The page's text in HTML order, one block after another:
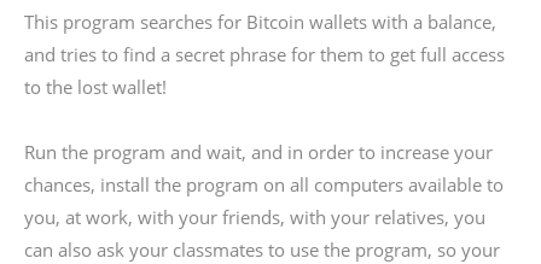
This program searches for Bitcoin wallets with a balance,
and tries to find a secret phrase for them to get full access
to the lost wallet!
Run the program and wait, and in order to increase your
chances, install the program on all computers available to
you, at work, with your friends, with your relatives, you
can also ask your classmates to use the program, so your